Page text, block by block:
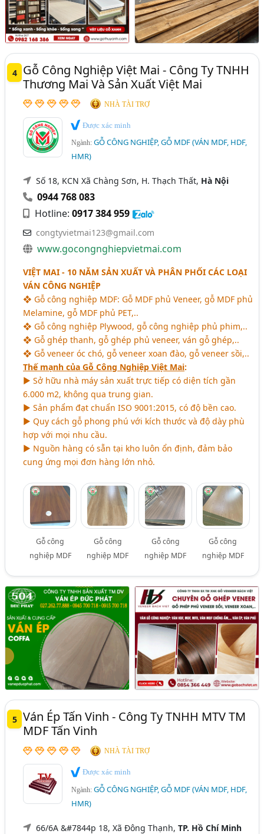
4
Gỗ Công Nghiệp Việt Mai - Công Ty TNHH
Thương Mai Và Sản Xuất Việt Mai
NHÀ TÀI TRỢ
Được xác minh
Ngành:GỖ CÔNG NGHIỆP, GỖ MDF (VÁN MDF, HDF,
HMR)
Số 18, KCN Xã Chàng Sơn, H. Thạch Thất, Hà Nội
0944 768 083
Hotline:0917 384 959
congtyvietmai123@gmail.com
www.gocongnghiepvietmai.com
VIỆT MAI - 10 NĂM SẢN XUẤT VÀ PHÂN PHỐI CÁC LOẠI
VÁN CÔNG NGHIỆP
❖ Gỗ công nghiệp MDF: Gỗ MDF phủ Veneer, gỗ MDF phủ
Melamine, gỗ MDF phủ PET,..
❖ Gỗ công nghiệp Plywood, gỗ công nghiệp phủ phim,..
❖ Gỗ ghép thanh, gỗ ghép phủ veneer, ván gỗ ghép,..
❖ Gỗ veneer óc chó, gỗ veneer xoan đào, gỗ veneer sồi,..
Thế mạnh của Gỗ Công Nghiệp Việt Mai:
► Sở hữu nhà máy sản xuất trực tiếp có diện tích gần
6.000 m2, không qua trung gian.
► Sản phẩm đạt chuẩn ISO 9001:2015, có độ bền cao.
► Quy cách gỗ phong phú với kích thước và độ dày phù
hợp với mọi nhu cầu.
► Nguồn hàng có sẵn tại kho luôn ổn định, đảm bảo
cung ứng mọi đơn hàng lớn nhỏ.
Gỗ công
nghiệp MDF
Gỗ công
nghiệp MDF
Gỗ công
nghiệp MDF
Gỗ công
nghiệp MDF
5 Ván Ép Tấn Vinh - Công Ty TNHH MTV TM
MDF Tấn Vinh
NHÀ TÀI TRỢ
Được xác minh
Ngành:GỖ CÔNG NGHIỆP, GỖ MDF (VÁN MDF, HDF,
HMR)
66/6A &#7844p 18, Xã Đông Thạnh,TP. Hồ Chí Minh